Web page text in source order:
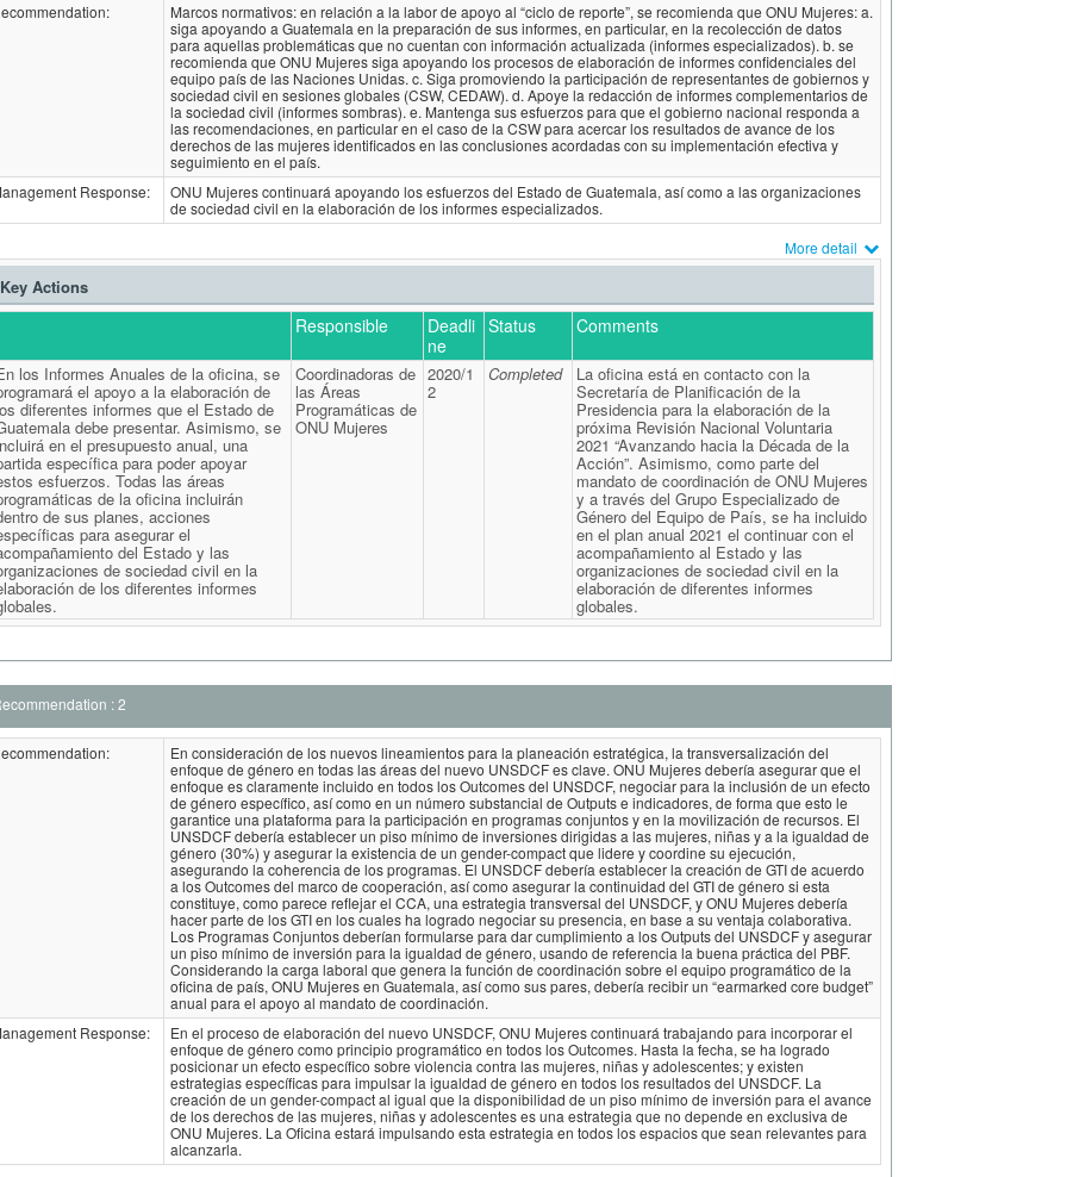
Marcos normativos: en relación a la labor de apoyo al “ciclo de reporte”, se recomienda que ONU Mujeres: a.
siga apoyando a Guatemala en la preparación de sus informes, en particular, en la recolección de datos
para aquellas problemáticas que no cuentan con información actualizada (informes especializados). b. se
recomienda que ONU Mujeres siga apoyando los procesos de elaboración de informes confidenciales del
equipo país de las Naciones Unidas. c. Siga promoviendo la participación de representantes de gobiernos y
sociedad civil en sesiones globales (CSW, CEDAW). d. Apoye la redacción de informes complementarios de
la sociedad civil (informes sombras). e. Mantenga sus esfuerzos para que el gobierno nacional responda a
las recomendaciones, en particular en el caso de la CSW para acercar los resultados de avance de los
derechos de las mujeres identificados en las conclusiones acordadas con su implementación efectiva y
seguimiento en el país.
Response:
ONU Mujeres continuará apoyando los esfuerzos del Estado de Guatemala, así como a las organizaciones
de sociedad civil en la elaboración de los informes especializados.
More detail
Key Actions
Responsible
Deadli
ne
Status Comments
los Informes Anuales de la oficina, se
el apoyo a la elaboración de
diferentes informes que el Estado de
debe presentar. Asimismo, se
en el presupuesto anual, una
específica para poder apoyar
esfuerzos. Todas las áreas
de la oficina incluirán
de sus planes, acciones
para asegurar el
del Estado y las
de sociedad civil en la
de los diferentes informes
Coordinadoras de
las Áreas
Programáticas de
ONU Mujeres
2020/1
2
Completed La oficina está en contacto con la
Secretaría de Planificación de la
Presidencia para la elaboración de la
próxima Revisión Nacional Voluntaria
2021 “Avanzando hacia la Década de la
Acción”. Asimismo, como parte del
mandato de coordinación de ONU Mujeres
y a través del Grupo Especializado de
Género del Equipo de País, se ha incluido
en el plan anual 2021 el continuar con el
acompañamiento al Estado y las
organizaciones de sociedad civil en la
elaboración de diferentes informes
globales.
: 2
En consideración de los nuevos lineamientos para la planeación estratégica, la transversalización del
enfoque de género en todas las áreas del nuevo UNSDCF es clave. ONU Mujeres debería asegurar que el
enfoque es claramente incluido en todos los Outcomes del UNSDCF, negociar para la inclusión de un efecto
de género específico, así como en un número substancial de Outputs e indicadores, de forma que esto le
garantice una plataforma para la participación en programas conjuntos y en la movilización de recursos. El
UNSDCF debería establecer un piso mínimo de inversiones dirigidas a las mujeres, niñas y a la igualdad de
género (30%) y asegurar la existencia de un gender-compact que lidere y coordine su ejecución,
asegurando la coherencia de los programas. El UNSDCF debería establecer la creación de GTI de acuerdo
a los Outcomes del marco de cooperación, así como asegurar la continuidad del GTI de género si esta
constituye, como parece reflejar el CCA, una estrategia transversal del UNSDCF, y ONU Mujeres debería
hacer parte de los GTI en los cuales ha logrado negociar su presencia, en base a su ventaja colaborativa.
Los Programas Conjuntos deberían formularse para dar cumplimiento a los Outputs del UNSDCF y asegurar
un piso mínimo de inversión para la igualdad de género, usando de referencia la buena práctica del PBF.
Considerando la carga laboral que genera la función de coordinación sobre el equipo programático de la
oficina de país, ONU Mujeres en Guatemala, así como sus pares, debería recibir un “earmarked core budget”
anual para el apoyo al mandato de coordinación.
Response:
En el proceso de elaboración del nuevo UNSDCF, ONU Mujeres continuará trabajando para incorporar el
enfoque de género como principio programático en todos los Outcomes. Hasta la fecha, se ha logrado
posicionar un efecto específico sobre violencia contra las mujeres, niñas y adolescentes; y existen
estrategias específicas para impulsar la igualdad de género en todos los resultados del UNSDCF. La
creación de un gender-compact al igual que la disponibilidad de un piso mínimo de inversión para el avance
de los derechos de las mujeres, niñas y adolescentes es una estrategia que no depende en exclusiva de
ONU Mujeres. La Oficina estará impulsando esta estrategia en todos los espacios que sean relevantes para
alcanzarla.